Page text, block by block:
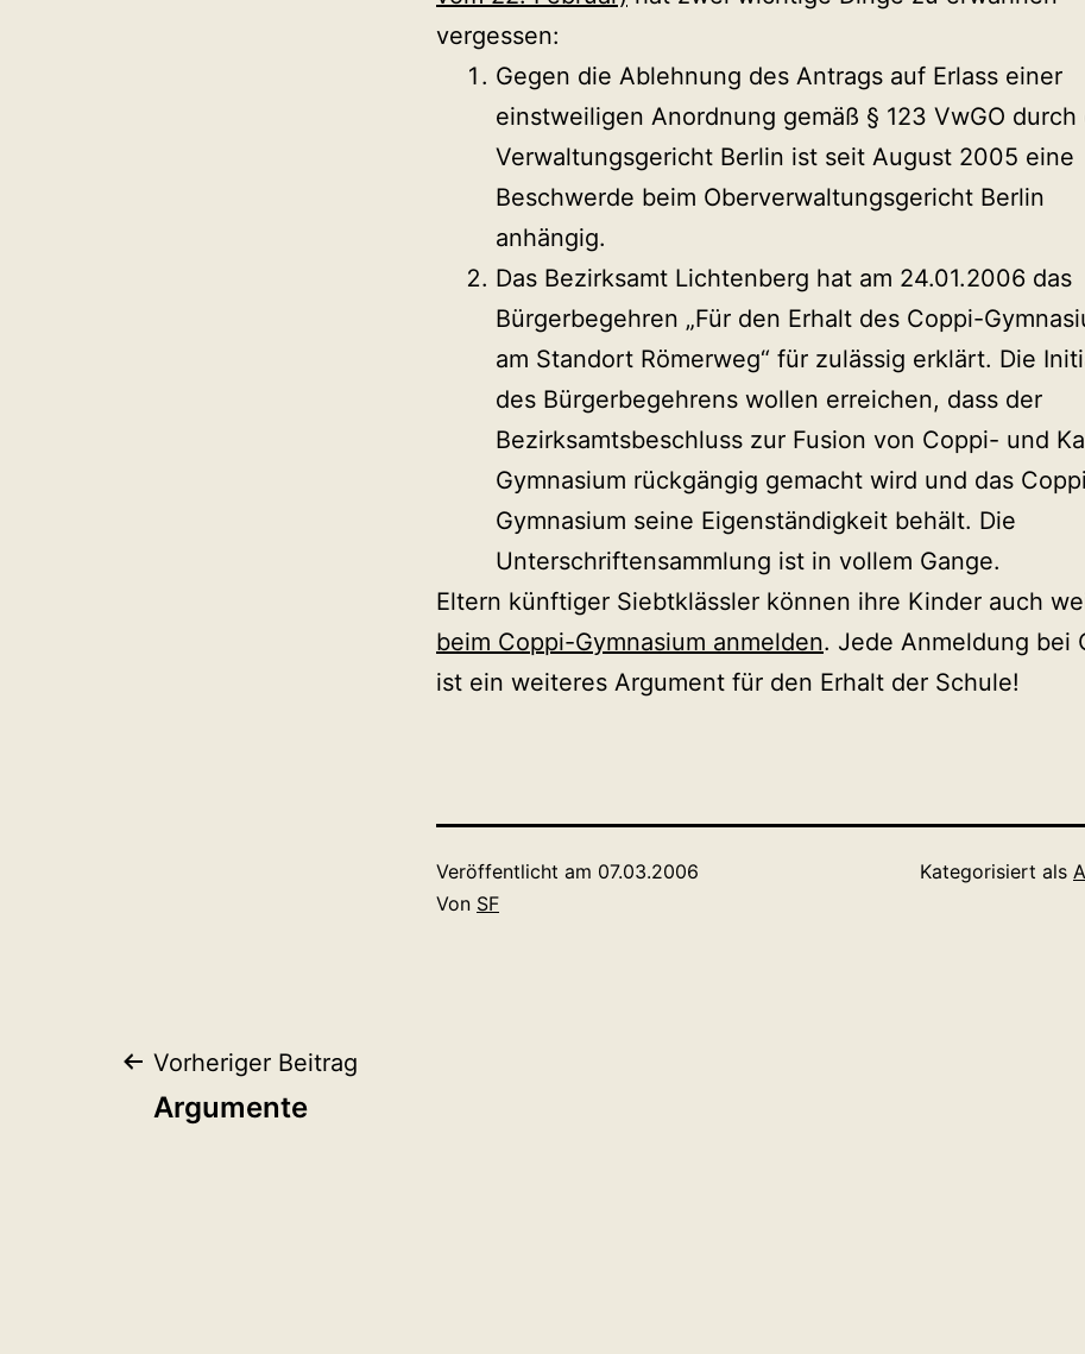
vergessen:
Gegen die Ablehnung des Antrags auf Erlass einer
einstweiligen Anordnung gemäß § 123 VwGO durch
Verwaltungsgericht Berlin ist seit August 2005 eine
Beschwerde beim Oberverwaltungsgericht Berlin
anhängig.
Das Bezirksamt Lichtenberg hat am 24.01.2006 das
Bürgerbegehren „Für den Erhalt des Coppi-
am Standort Römerweg“ für zulässig erklärt. Die
des Bürgerbegehrens wollen erreichen, dass der
Bezirksamtsbeschluss zur Fusion von Coppi- und
Gymnasium rückgängig gemacht wird und das
Gymnasium seine Eigenständigkeit behält. Die
Unterschriftensammlung ist in vollem Gange.
Eltern künftiger Siebtklässler können ihre Kinder auch
beim Coppi-Gymnasium anmelden. Jede Anmeldung bei
ist ein weiteres Argument für den Erhalt der Schule!
Veröffentlicht am 07.03.2006
Von SF
Kategorisiert als
Beitragsnavigation
Vorheriger Beitrag
Argumente